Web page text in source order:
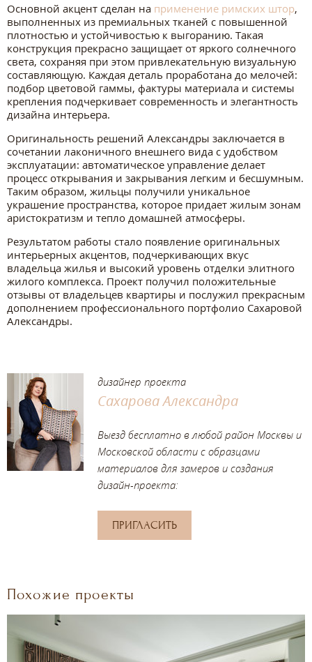
Основной акцент сделан на применение римских штор,
выполненных из премиальных тканей с повышенной
плотностью и устойчивостью к выгоранию. Такая
конструкция прекрасно защищает от яркого солнечного
света, сохраняя при этом привлекательную визуальную
составляющую. Каждая деталь проработана до мелочей:
подбор цветовой гаммы, фактуры материала и системы
крепления подчеркивает современность и элегантность
дизайна интерьера.
Оригинальность решений Александры заключается в
сочетании лаконичного внешнего вида с удобством
эксплуатации: автоматическое управление делает
процесс открывания и закрывания легким и бесшумным.
Таким образом, жильцы получили уникальное
украшение пространства, которое придает жилым зонам
аристократизм и тепло домашней атмосферы.
Результатом работы стало появление оригинальных
интерьерных акцентов, подчеркивающих вкус
владельца жилья и высокий уровень отделки элитного
жилого комплекса. Проект получил положительные
отзывы от владельцев квартиры и послужил прекрасным
дополнением профессионального портфолио Сахаровой
Александры.
дизайнер проекта
Сахарова Александра
Выезд бесплатно в любой район Москвы и
Московской области с образцами
материалов для замеров и создания
дизайн-проекта:
ПРИГЛАСИТЬ
Похожие проекты